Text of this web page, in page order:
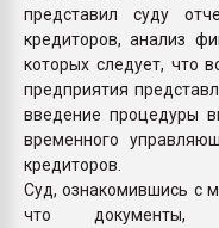
представил суду
кредиторов, анализ
которых следует, что
предприятия
введение процедуры
временного
кредиторов.
Суд, ознакомившись с
что документы,